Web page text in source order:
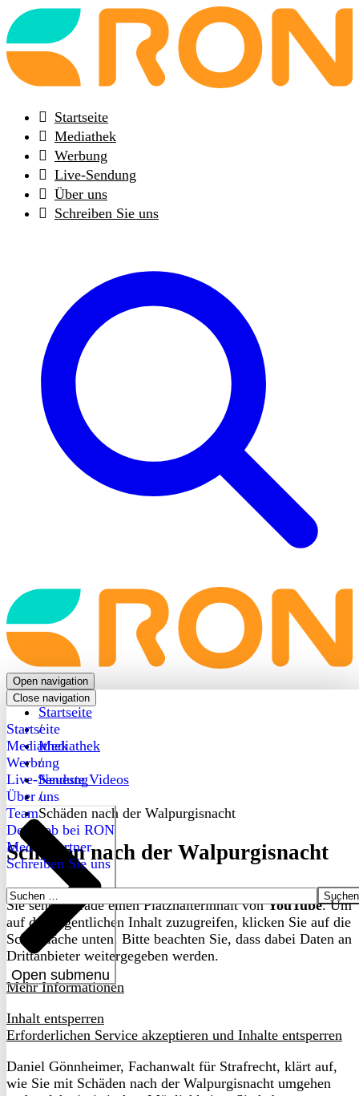
Back
to
frontpage
Startseite
Mediathek
Werbung
Live-Sendung
Über uns
Schreiben Sie uns
Back
to
frontpage
Open navigation
Close navigation
Startseite
Mediathek
Werbung
Live-Sendung
Über uns
Open submenu
Team
Dein Job bei RON
Medienpartner
Schreiben Sie uns
Suchen
nach:
Startseite
/
Mediathek
/
Neueste Videos
/
Schäden nach der Walpurgisnacht
Schäden nach der Walpurgisnacht
Sie sehen gerade einen Platzhalterinhalt vonYouTube. Um
auf den eigentlichen Inhalt zuzugreifen, klicken Sie auf die
Schaltfläche unten. Bitte beachten Sie, dass dabei Daten an
Drittanbieter weitergegeben werden.
Mehr Informationen
Inhalt entsperren
Erforderlichen Service akzeptieren und Inhalte entsperren
Daniel Gönnheimer, Fachanwalt für Strafrecht, klärt auf,
wie Sie mit Schäden nach der Walpurgisnacht umgehen